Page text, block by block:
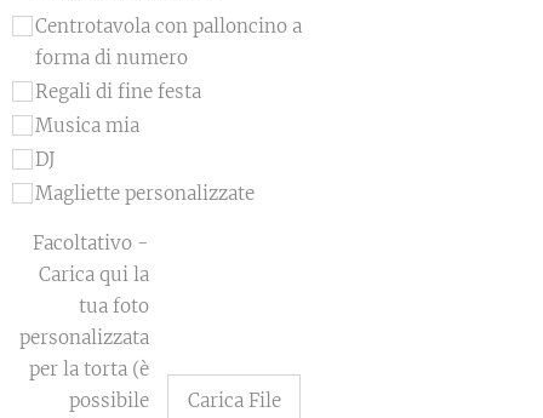
Centrotavola con palloncino a
forma di numero
Regali di fine festa
Musica mia
DJ
Magliette personalizzate
Facoltativo -
Carica qui la
tua foto
personalizzata
per la torta (è
possibile
Carica File